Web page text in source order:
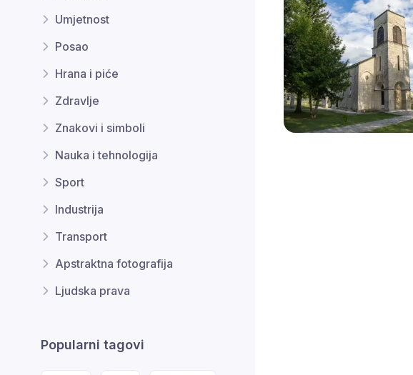
Umjetnost
Posao
Hrana i piće
Zdravlje
Znakovi i simboli
Nauka i tehnologija
Sport
Industrija
Transport
Apstraktna fotografija
Ljudska prava
Popularni tagovi